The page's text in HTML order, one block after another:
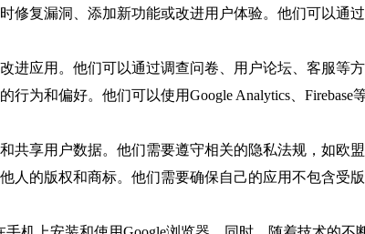
修复漏洞、添加新功能或改进用户体验。他们可以通
进应用。他们可以通过调查问卷、用户论坛、客服等
为和偏好。他们可以使用Google Analytics、Firebase
共享用户数据。他们需要遵守相关的隐私法规，如欧
人的版权和商标。他们需要确保自己的应用不包含受